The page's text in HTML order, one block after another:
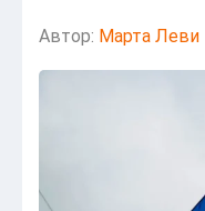
Автор: Марта Леви